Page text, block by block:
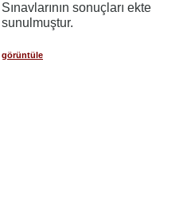
Sınavlarının sonuçları ekte
sunulmuştur.
görüntüle